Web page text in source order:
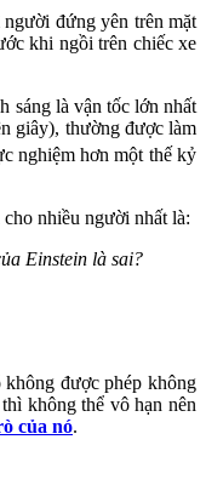
đứng yên trên mặt
khi ngồi trên chiếc xe
sáng là vận tốc lớn nhất
giây), thường được làm
nghiệm hơn một thế kỷ
nhiều người nhất là:
Einstein là sai?
được phép không
không thể vô hạn nên
của nó.